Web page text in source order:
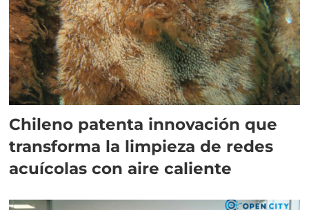
Chileno patenta innovación que
transforma la limpieza de redes
acuícolas con aire caliente